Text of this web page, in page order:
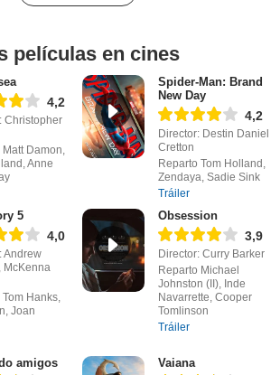
películas en cines
4,2
Christopher
Matt Damon,
Anne
Spider-Man: Brand
New Day
4,2
Director: Destin Daniel
Cretton
Reparto Tom Holland,
Zendaya, Sadie Sink
Tráiler
5
4,0
Andrew
McKenna
Tom Hanks,
Joan
Obsession
3,9
Director: Curry Barker
Reparto Michael
Johnston (II), Inde
Navarrette, Cooper
Tomlinson
Tráiler
amigos Vaiana